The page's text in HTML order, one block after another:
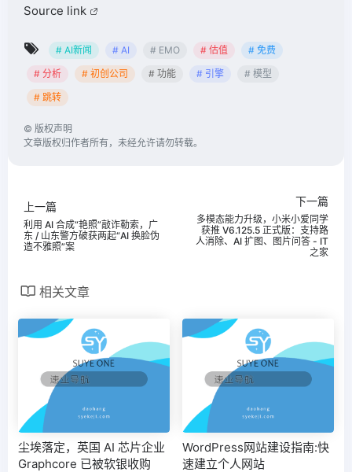
Source link
# AI新闻 # AI # EMO # 估值
# 免费
# 分析
# 初创公司 # 功能 # 引擎
# 模型
# 跳转
© 版权声明
文章版权归作者所有，未经允许请勿转载。
上一篇
利用 AI 合成“艳照”敲诈勒索，广
东 / 山东警方破获两起“AI 换脸伪
造不雅照”案
下一篇
多模态能力升级，小米小爱同学
获推 V6.125.5 正式版：支持路
人消除、AI 扩图、图片问答 - IT
之家
相关文章
尘埃落定，英国 AI 芯片企业
Graphcore 已被软银收购
WordPress网站建设指南:快
速建立个人网站